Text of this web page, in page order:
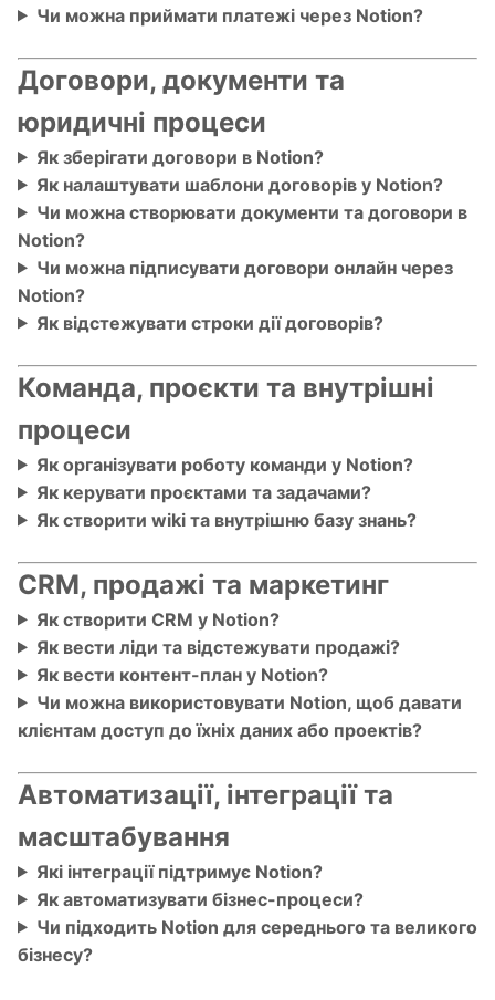
Чи можна приймати платежі через Notion?
Договори, документи та
юридичні процеси
Як зберігати договори в Notion?
Як налаштувати шаблони договорів у Notion?
Чи можна створювати документи та договори в
Notion?
Чи можна підписувати договори онлайн через
Notion?
Як відстежувати строки дії договорів?
Команда, проєкти та внутрішні
процеси
Як організувати роботу команди у Notion?
Як керувати проєктами та задачами?
Як створити wiki та внутрішню базу знань?
CRM, продажі та маркетинг
Як створити CRM у Notion?
Як вести ліди та відстежувати продажі?
Як вести контент-план у Notion?
Чи можна використовувати Notion, щоб давати
клієнтам доступ до їхніх даних або проектів?
Автоматизації, інтеграції та
масштабування
Які інтеграції підтримує Notion?
Як автоматизувати бізнес-процеси?
Чи підходить Notion для середнього та великого
бізнесу?